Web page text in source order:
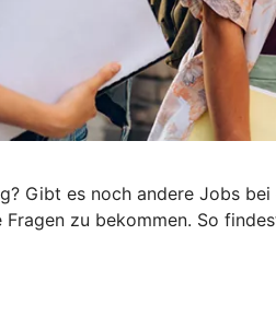
Gibt es noch andere Jobs
zu bekommen. So